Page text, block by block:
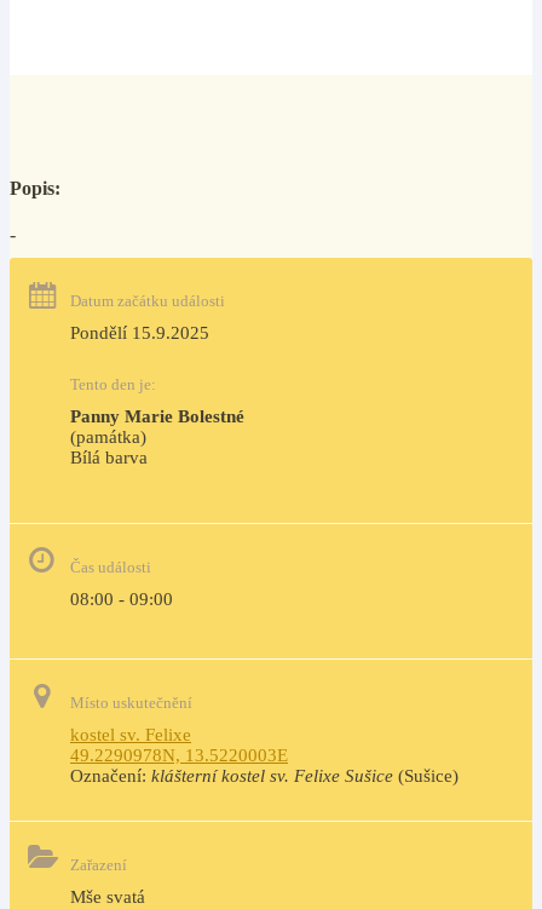
Popis:
-
Datum začátku události
Pondělí 15.9.2025
Tento den je:
Panny Marie Bolestné
(památka)
Bílá barva
Čas události
08:00 - 09:00
Místo uskutečnění
kostel sv. Felixe
49.2290978N, 13.5220003E
Označení: klášterní kostel sv. Felixe Sušice (Sušice)
Zařazení
Mše svatá